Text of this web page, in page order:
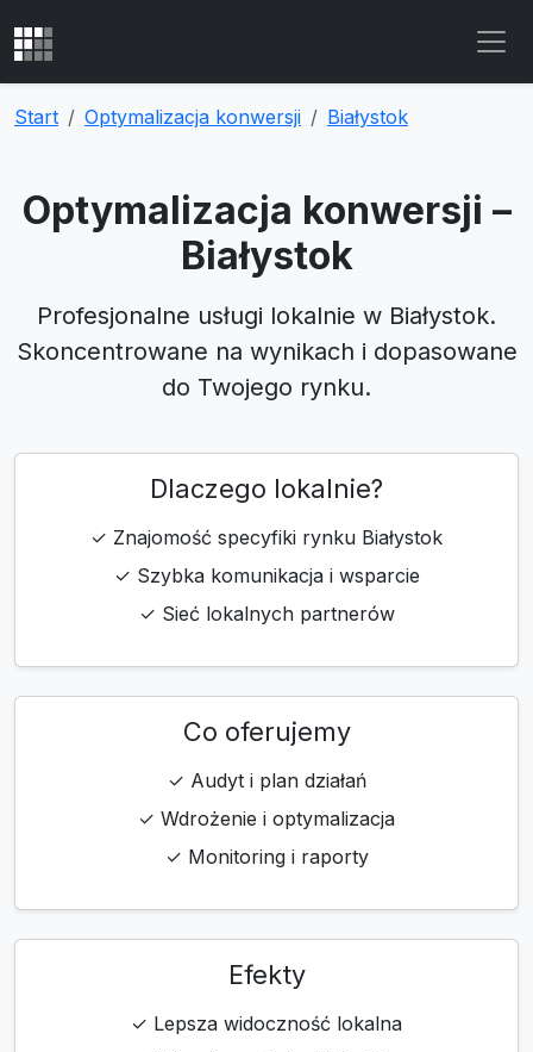
Start Optymalizacja konwersji Białystok
Optymalizacja konwersji –
Białystok
Profesjonalne usługi lokalnie w Białystok.
Skoncentrowane na wynikach i dopasowane
do Twojego rynku.
Dlaczego lokalnie?
✓ Znajomość specyfiki rynku Białystok
✓ Szybka komunikacja i wsparcie
✓ Sieć lokalnych partnerów
Co oferujemy
✓ Audyt i plan działań
✓ Wdrożenie i optymalizacja
✓ Monitoring i raporty
Efekty
✓ Lepsza widoczność lokalna